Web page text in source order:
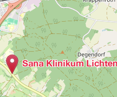
Sana Klinikum